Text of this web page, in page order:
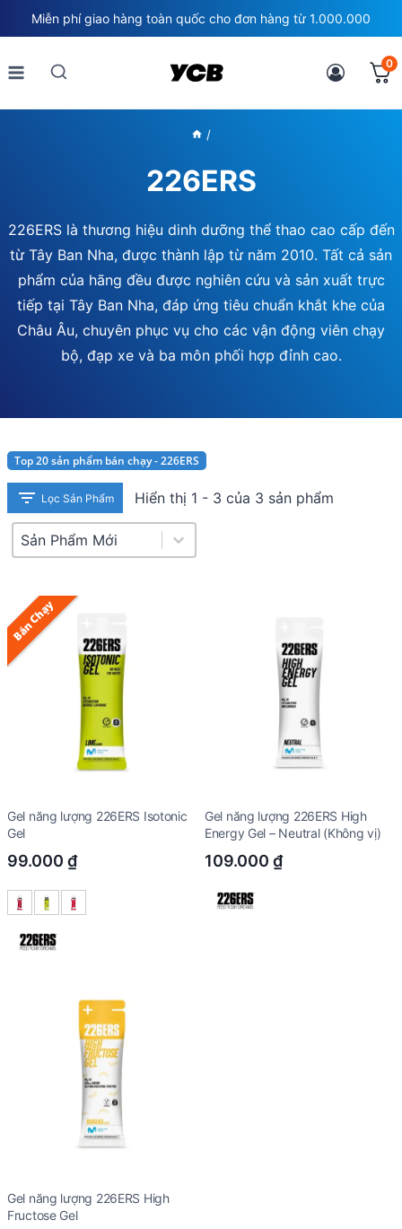
to
content
Miễn phí giao hàng toàn quốc cho đơn hàng từ 1.000.000
0
/
226ERS
226ERS là thương hiệu dinh dưỡng thể thao cao cấp đến
từ Tây Ban Nha, được thành lập từ năm 2010. Tất cả sản
phẩm của hãng đều được nghiên cứu và sản xuất trực
tiếp tại Tây Ban Nha, đáp ứng tiêu chuẩn khắt khe của
Châu Âu, chuyên phục vụ cho các vận động viên chạy
bộ, đạp xe và ba môn phối hợp đỉnh cao.
Top 20 sản phẩm bán chạy - 226ERS
Lọc Sản Phẩm Hiển thị 1 - 3 của 3 sản phẩm
Product Sort
Sort content
Bán Chạy
Gel năng lượng 226ERS Isotonic
Gel
99.000 ₫
Gel năng lượng 226ERS High
Energy Gel – Neutral (Không vị)
109.000 ₫
Gel năng lượng 226ERS High
Fructose Gel